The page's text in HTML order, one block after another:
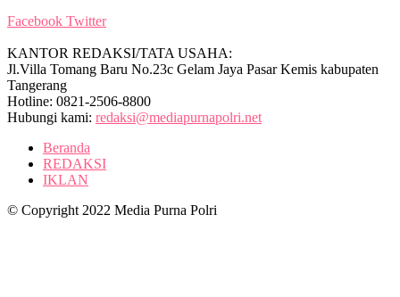
Facebook Twitter
KANTOR REDAKSI/TATA USAHA:
Jl.Villa Tomang Baru No.23c Gelam Jaya Pasar Kemis kabupaten
Tangerang
Hotline: 0821-2506-8800
Hubungi kami: redaksi@mediapurnapolri.net
Beranda
REDAKSI
IKLAN
© Copyright 2022 Media Purna Polri